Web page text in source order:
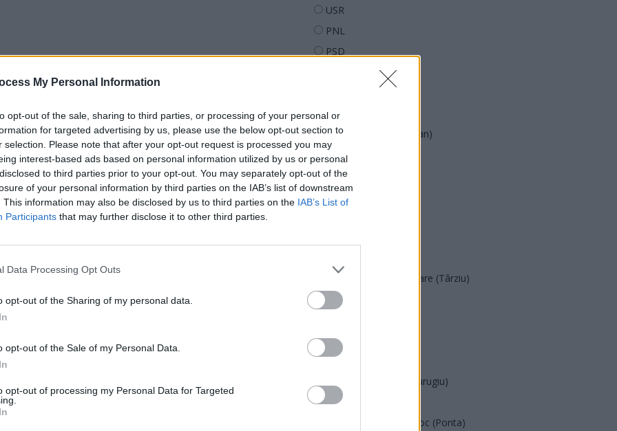
My Personal Information
opt-out of the sale, sharing to third parties, or processing of your personal or
for targeted advertising by us, please use the below opt-out section to
selection. Please note that after your opt-out request is processed you may
interest-based ads based on personal information utilized by us or personal
to third parties prior to your opt-out. You may separately opt-out of the
of your personal information by third parties on the IAB’s list of downstream
This information may also be disclosed by us to third parties on the IAB’s List of
Participants that may further disclose it to other third parties.
Data Processing Opt Outs
opt-out of the Sharing of my personal data.
opt-out of the Sale of my Personal Data.
opt-out of processing my Personal Data for Targeted
stării de urgență. Anunțul a fost făcut de
de urgență pentru perioada15 aprilie – 14 mai.
Klaus Iohannis.
va fi
- Advertisement -
USR
PNL
PSD
PMP (Tomac)
Forța Dreptei (L. Orban)
PNȚMM
REPER
SENS
Acțiunea Conservatoare (Târziu)
PDF (Lazarus)
PNȚCD (Pavelescu)
PNCR (Terheș)
Partidul Patrioților (Surugiu)
FAR (Coarnă)
România pe Primul Loc (Ponta)